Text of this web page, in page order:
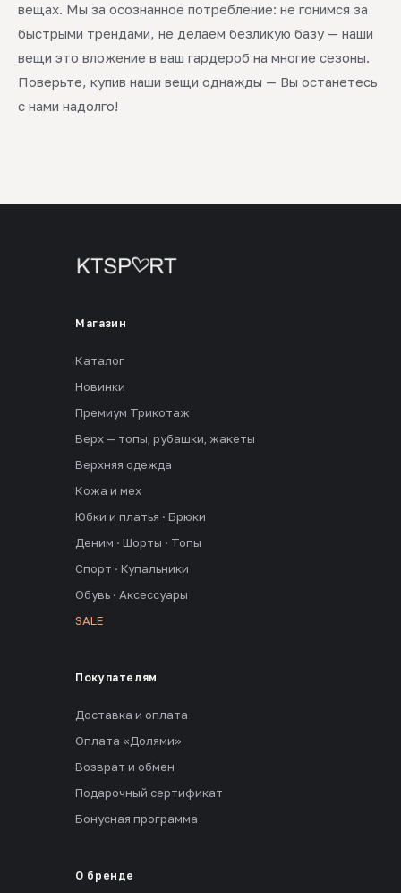
вещах. Мы за осознанное потребление: не гонимся за
быстрыми трендами, не делаем безликую базу — наши
вещи это вложение в ваш гардероб на многие сезоны.
Поверьте, купив наши вещи однажды — Вы останетесь
с нами надолго!
Магазин
Каталог
Новинки
Премиум Трикотаж
Верх — топы, рубашки, жакеты
Верхняя одежда
Кожа и мех
Юбки и платья · Брюки
Деним · Шорты · Топы
Спорт · Купальники
Обувь · Аксессуары
SALE
Покупателям
Доставка и оплата
Оплата «Долями»
Возврат и обмен
Подарочный сертификат
Бонусная программа
О бренде